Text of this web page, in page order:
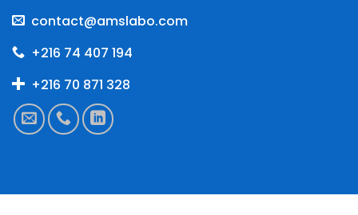
contact@amslabo.com
+216 74 407 194
+216 70 871 328